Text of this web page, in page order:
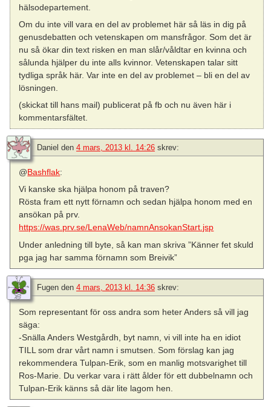
hälsodepartement.
Om du inte vill vara en del av problemet här så läs in dig på
genusdebatten och vetenskapen om mansfrågor. Som det är
nu så ökar din text risken en man slår/våldtar en kvinna och
sålunda hjälper du inte alls kvinnor. Vetenskapen talar sitt
tydliga språk här. Var inte en del av problemet – bli en del av
lösningen.
(skickat till hans mail) publicerat på fb och nu även här i
kommentarsfältet.
Daniel den 4 mars, 2013 kl. 14:26 skrev:
@Bashflak:
Vi kanske ska hjälpa honom på traven?
Rösta fram ett nytt förnamn och sedan hjälpa honom med en
ansökan på prv.
https://was.prv.se/LenaWeb/namnAnsokanStart.jsp
Under anledning till byte, så kan man skriva ”Känner fet skuld
pga jag har samma förnamn som Breivik”
Fugen den 4 mars, 2013 kl. 14:36 skrev:
Som representant för oss andra som heter Anders så vill jag
säga:
-Snälla Anders Westgårdh, byt namn, vi vill inte ha en idiot
TILL som drar vårt namn i smutsen. Som förslag kan jag
rekommendera Tulpan-Erik, som en manlig motsvarighet till
Ros-Marie. Du verkar vara i rätt ålder för ett dubbelnamn och
Tulpan-Erik känns så där lite lagom hen.